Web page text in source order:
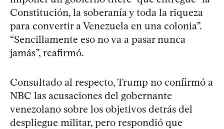
Constitución, la soberanía y toda la riqueza
para convertir a Venezuela en una colonia”.
“Sencillamente eso no va a pasar nunca
jamás”, reafirmó.
Consultado al respecto, Trump no confirmó a
NBC las acusaciones del gobernante
venezolano sobre los objetivos detrás del
despliegue militar, pero respondió que